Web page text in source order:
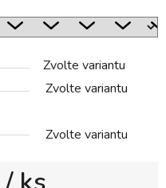
Zvolte variantu
Zvolte variantu
Zvolte variantu